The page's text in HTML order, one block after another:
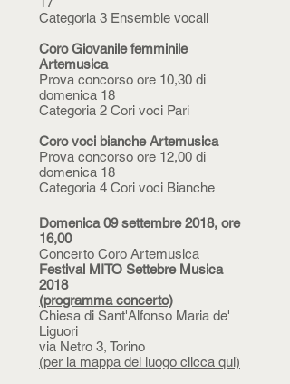
Categoria 3 Ensemble vocali
Coro Giovanile femminile
Artemusica
Prova concorso ore 10,30 di
domenica 18
Categoria 2 Cori voci Pari
Coro voci bianche Artemusica
Prova concorso ore 12,00 di
domenica 18
Categoria 4 Cori voci Bianche
Domenica 09 settembre 2018, ore
16,00
Concerto Coro Artemusica
Festival MITO Settebre Musica
2018
(programma concerto)
Chiesa di Sant'Alfonso Maria de'
Liguori
via Netro 3, Torino
(per la mappa del luogo clicca qui)